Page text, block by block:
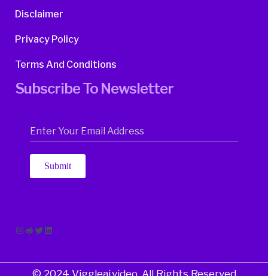
Disclaimer
Privacy Policy
Terms And Conditions
Subscribe To Newsletter
Submit
Instagram
Reddit
Twitter
LinkedIn
© 2024 Viggleai.video. All Rights Reserved